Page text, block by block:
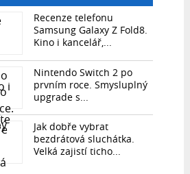
Recenze telefonu
Samsung Galaxy Z Fold8.
Kino i kancelář,...
Nintendo Switch 2 po
prvním roce. Smysluplný
upgrade s...
Jak dobře vybrat
bezdrátová sluchátka.
Velká zajistí ticho...